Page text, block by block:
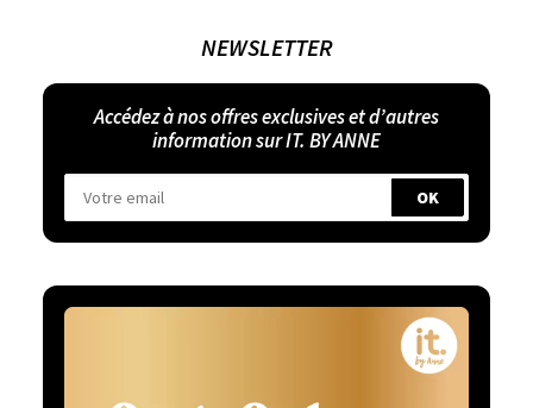
NEWSLETTER
Accédez à nos offres exclusives et d’autres
information sur IT. BY ANNE